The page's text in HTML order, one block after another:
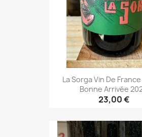
La Sorga Vin De
Bonne Arrivée
23,00 €